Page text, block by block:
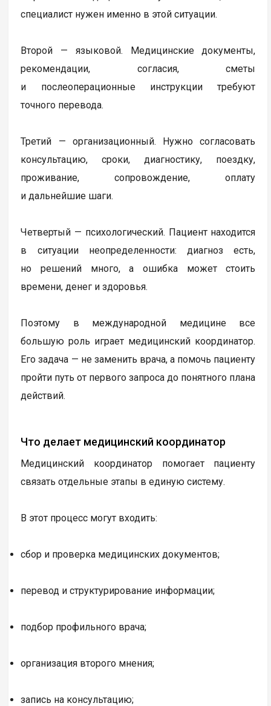
специалист нужен именно в этой ситуации.
Второй — языковой. Медицинские документы,
рекомендации, согласия, сметы
и послеоперационные инструкции требуют
точного перевода.
Третий — организационный. Нужно согласовать
консультацию, сроки, диагностику, поездку,
проживание, сопровождение, оплату
и дальнейшие шаги.
Четвертый — психологический. Пациент находится
в ситуации неопределенности: диагноз есть,
но решений много, а ошибка может стоить
времени, денег и здоровья.
Поэтому в международной медицине все
большую роль играет медицинский координатор.
Его задача — не заменить врача, а помочь пациенту
пройти путь от первого запроса до понятного плана
действий.
Что делает медицинский координатор
Медицинский координатор помогает пациенту
связать отдельные этапы в единую систему.
В этот процесс могут входить:
сбор и проверка медицинских документов;
перевод и структурирование информации;
подбор профильного врача;
организация второго мнения;
запись на консультацию;